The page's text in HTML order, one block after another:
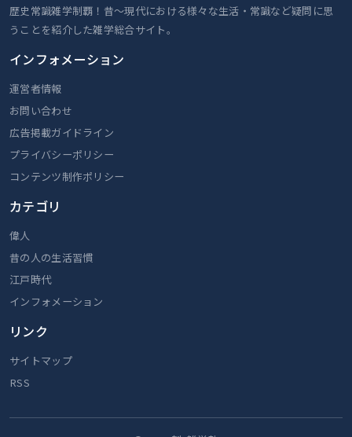
歴史常識雑学制覇！昔～現代における様々な生活・常識など疑問に思
うことを紹介した雑学総合サイト。
インフォメーション
運営者情報
お問い合わせ
広告掲載ガイドライン
プライバシーポリシー
コンテンツ制作ポリシー
カテゴリ
偉人
昔の人の生活習慣
江戸時代
インフォメーション
リンク
サイトマップ
RSS